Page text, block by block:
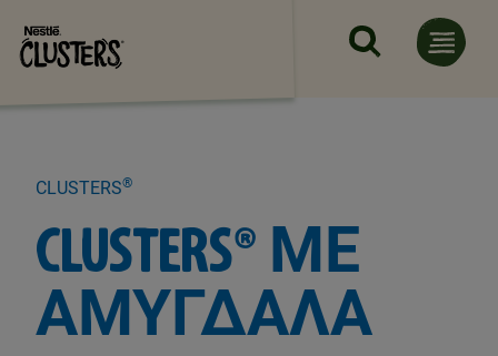
Παράκαμψη προς το κυρίως
CLUSTERS®
CLUSTERS® ΜΕ
ΑΜΥΓΔΑΛΑ